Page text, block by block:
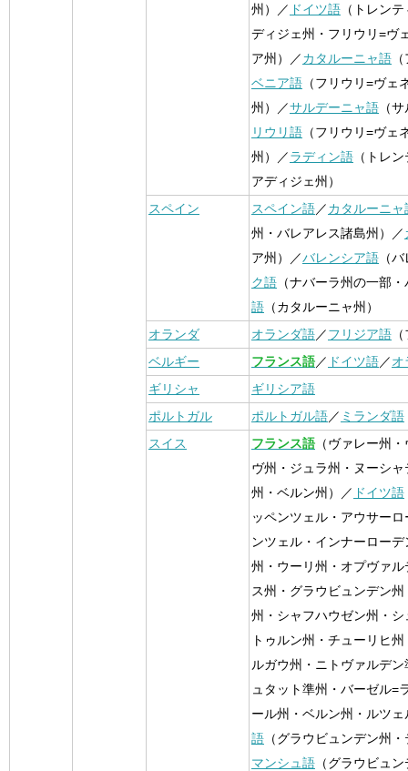
州）／ ドイツ語 （トレン
ディジェ州・フリウリ=ヴ
ア州）／カタルーニャ語
ベニア語 （フリウリ=ヴェ
州）／サルデーニャ語 （
リウリ語 （フリウリ=ヴェ
州）／ラディン語 （トレ
アディジェ州）
スペイン
スペイン語／カタルーニャ
州・バレアレス諸島州）／
ア州）／バレンシア語 （
ク語 （ナバーラ州の一部
語 （カタルーニャ州）
オランダ
オランダ語／フリジア語
ベルギー
フランス語／ ドイツ語／オ
ギリシャ
ギリシア語
ポルトガル
ポルトガル語／ ミランダ語
スイス
フランス語 （ヴァレー州
ヴ州・ジュラ州・ヌーシ
州・ベルン州）／ ドイツ語
ッペンツェル・アウサー
ンツェル・インナーロー
州・ウーリ州・オプヴァ
ス州・グラウビュンデン
州・シャフハウゼン州・
トゥルン州・チューリヒ
ルガウ州・ニトヴァルデ
ュタット準州・バーゼル=
ール州・ベルン州・ルツ
語 （グラウビュンデン州
マンシュ語 （グラウビュ